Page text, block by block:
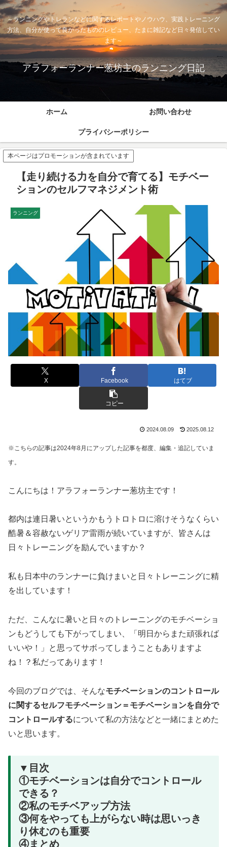
～ランニングやトレランなどに関するレポートやノウハウ、実践トレーニング
方法、自分が使って良かったもののレビュー、たまに雑記など日々発信してい
ます～
アラフォーランナー葱坊主のランニング日記
ホーム お問い合わせ
プライバシーポリシー
本ページはプロモーションが含まれています
【走り続ける力を自分で育てる】モチベー
ションのセルフマネジメント術
ランニング
X Facebook はてブ
コピー
2024.08.09 2025.08.12
※こちらの記事は2024年8月にアップした記事を都度、編集・追記していま
す。
こんにちは！アラフォーランナー葱坊主です！
都内は連日暑いというかもうトロトロに溶けそうなくらい
酷暑＆容赦ないゲリア雷雨が続いていますが、皆さんは
日々トレーニングを励んでいますか？
私も日本中のランナーに負けまいと日々トレーニングに精
を出しています！
ただ、こんなに暑いと日々のトレーニングのモチベーショ
ンもどうしても下がってしまい、「明日からまた頑張れば
いいや！」と思ってサボってしまうこともありますよ
ね！？私だってあります！
今回のブログでは、そんなモチベーションのコントロール
に関するセルフモチベーション＝モチベーションを自分で
コントロールするについて私の方法などと一緒にまとめた
いと思います。
▼目次
①モチベーションは自分でコントロール
できる？
②私のモチベアップ方法
③何をやっても上がらない時は思いっき
り休むのも重要
④まとめ